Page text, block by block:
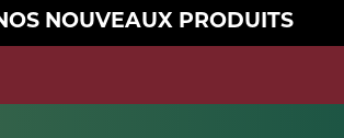
NOUVEAUX PRODUITS